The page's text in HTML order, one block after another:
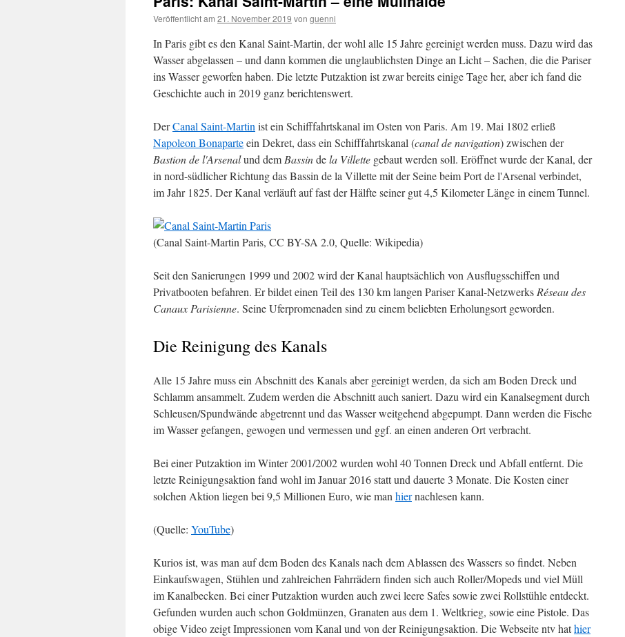
Veröffentlicht am 21. November 2019 von guenni
In Paris gibt es den Kanal Saint-Martin, der wohl alle 15 Jahre gereinigt werden muss. Dazu wird das
Wasser abgelassen – und dann kommen die unglaublichsten Dinge an Licht – Sachen, die die Pariser
ins Wasser geworfen haben. Die letzte Putzaktion ist zwar bereits einige Tage her, aber ich fand die
Geschichte auch in 2019 ganz berichtenswert.
DerCanal Saint-Martin ist ein Schifffahrtskanal im Osten von Paris. Am 19. Mai 1802 erließ
Napoleon Bonaparteein Dekret, dass ein Schifffahrtskanal (canal de navigation) zwischen der
Bastion de l'Arsenalund dem Bassindela Villette gebaut werden soll. Eröffnet wurde der Kanal, der
in nord-südlicher Richtung das Bassin de la Villette mit der Seine beim Port de l'Arsenal verbindet,
im Jahr 1825. Der Kanal verläuft auf fast der Hälfte seiner gut 4,5 Kilometer Länge in einem Tunnel.
(Canal Saint-Martin Paris, CC BY-SA 2.0, Quelle: Wikipedia)
Seit den Sanierungen 1999 und 2002 wird der Kanal hauptsächlich von Ausflugsschiffen und
Privatbooten befahren. Er bildet einen Teil des 130 km langen Pariser Kanal-Netzwerks Réseau des
Canaux Parisienne. Seine Uferpromenaden sind zu einem beliebten Erholungsort geworden.
Die Reinigung des Kanals
Alle 15 Jahre muss ein Abschnitt des Kanals aber gereinigt werden, da sich am Boden Dreck und
Schlamm ansammelt. Zudem werden die Abschnitt auch saniert. Dazu wird ein Kanalsegment durch
Schleusen/Spundwände abgetrennt und das Wasser weitgehend abgepumpt. Dann werden die Fische
im Wasser gefangen, gewogen und vermessen und ggf. an einen anderen Ort verbracht.
Bei einer Putzaktion im Winter 2001/2002 wurden wohl 40 Tonnen Dreck und Abfall entfernt. Die
letzte Reinigungsaktion fand wohl im Januar 2016 statt und dauerte 3 Monate. Die Kosten einer
solchen Aktion liegen bei 9,5 Millionen Euro, wie man hiernachlesen kann.
(Quelle: YouTube)
Kurios ist, was man auf dem Boden des Kanals nach dem Ablassen des Wassers so findet. Neben
Einkaufswagen, Stühlen und zahlreichen Fahrrädern finden sich auch Roller/Mopeds und viel Müll
im Kanalbecken. Bei einer Putzaktion wurden auch zwei leere Safes sowie zwei Rollstühle entdeckt.
Gefunden wurden auch schon Goldmünzen, Granaten aus dem 1. Weltkrieg, sowie eine Pistole. Das
obige Video zeigt Impressionen vom Kanal und von der Reinigungsaktion. Die Webseite ntv hathier